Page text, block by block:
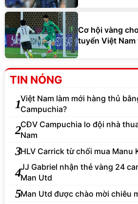
Cơ hội vàng
tuyển Việt
TIN NÓNG
1Việt Nam làm mới hàng thủ
Campuchia?
2CĐV Campuchia lo đội nhà
Nam
3HLV Carrick từ chối mua Manu
4JJ Gabriel nhận thẻ vàng 24
Man Utd
5Man Utd được chào mời chiêu